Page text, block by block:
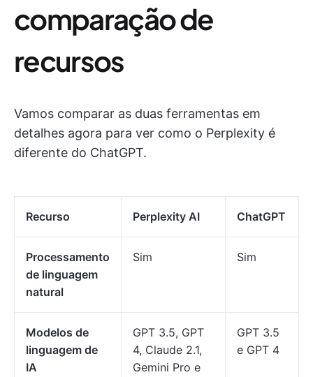
comparação de
recursos
Vamos comparar as duas ferramentas em
detalhes agora para ver como o Perplexity é
diferente do ChatGPT.
Recurso Perplexity AI ChatGPT
Processamento
de linguagem
natural
Sim Sim
Modelos de
linguagem de
IA
GPT 3.5, GPT
4, Claude 2.1,
Gemini Pro e
GPT 3.5
e GPT 4